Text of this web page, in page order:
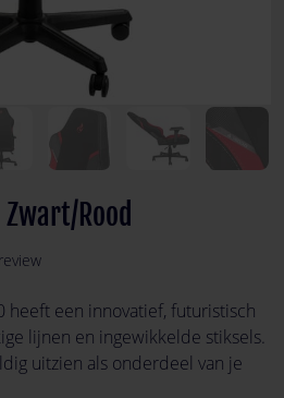
Rood
heeft een innovatief, futuristisch
lijnen en ingewikkelde stiksels.
uitzien als onderdeel van je